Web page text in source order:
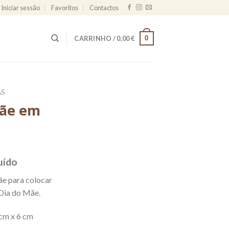
Iniciar sessão Favoritos Contactos
CARRINHO /0,00€ 0
em
para colocar
do Mãe.
x 6 cm